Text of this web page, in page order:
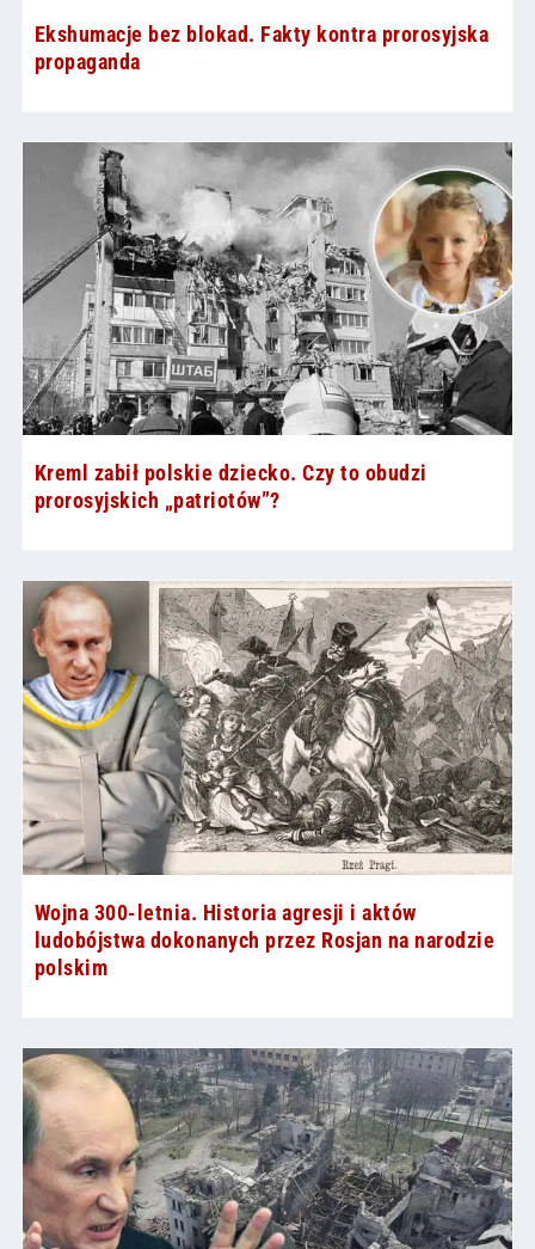
Ekshumacje bez blokad. Fakty kontra prorosyjska
propaganda
Kreml zabił polskie dziecko. Czy to obudzi
prorosyjskich „patriotów”?
Wojna 300-letnia. Historia agresji i aktów
ludobójstwa dokonanych przez Rosjan na narodzie
polskim